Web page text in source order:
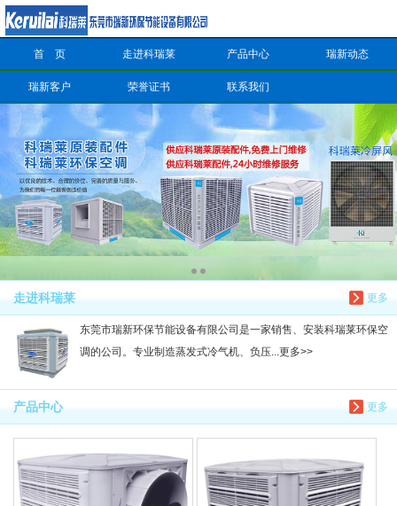
首 页 走进科瑞莱 产品中心 瑞新动态
瑞新客户 荣誉证书 联系我们
更多
走进科瑞莱
东莞市瑞新环保节能设备有限公司是一家销售、安装科瑞莱环保空
调的公司。专业制造蒸发式冷气机、负压...更多>>
更多
产品中心
信息搜索